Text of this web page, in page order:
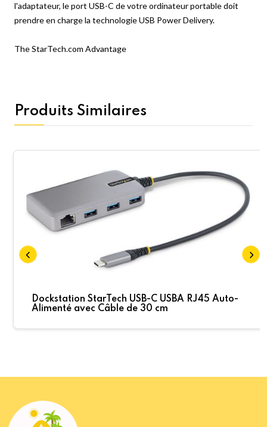
l'adaptateur, le port USB-C de votre ordinateur portable doit
prendre en charge la technologie USB Power Delivery.
The StarTech.com Advantage
Produits Similaires
Dockstation StarTech USB-C USBA RJ45 Auto-
Alimenté avec Câble de 30 cm